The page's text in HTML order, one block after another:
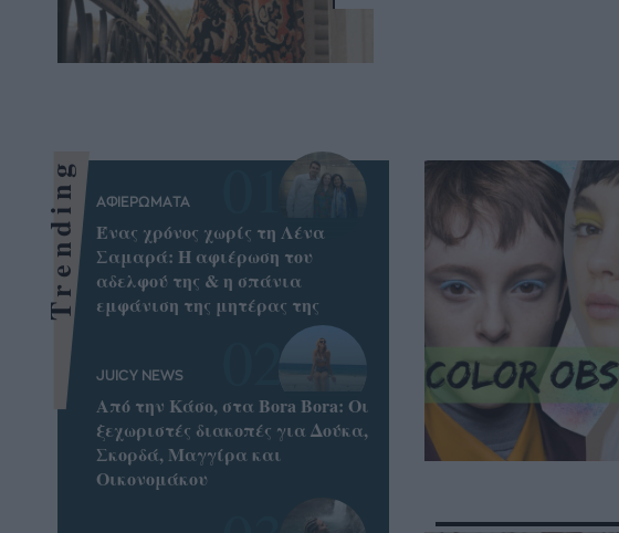
Trending ΑΦΙΕΡΩΜΑΤΑ
Ένας χρόνος χωρίς τη Λένα
Σαμαρά: Η αφιέρωση του
αδελφού της & η σπάνια
εμφάνιση της μητέρας της
JUICY NEWS
Από την Κάσο, στα Bora Bora: Οι
ξεχωριστές διακοπές για Δούκα,
Σκορδά, Μαγγίρα και
Οικονομάκου